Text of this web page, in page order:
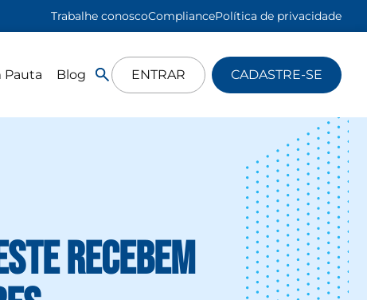
Trabalhe conoscoCompliancePolítica de privacidade
Pauta Blog ENTRAR CADASTRE-SE
recebem